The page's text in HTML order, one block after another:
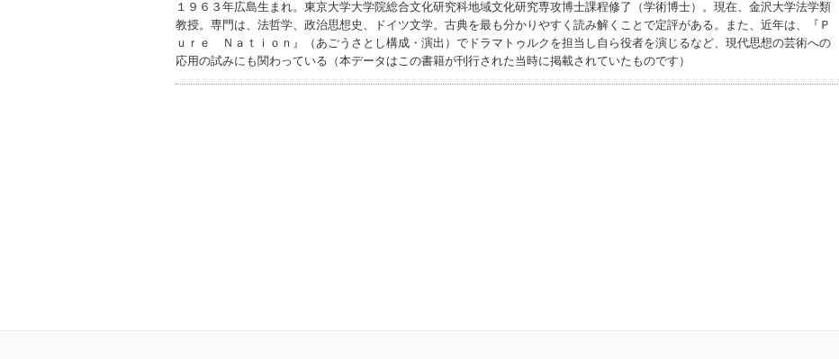
１９６３年広島生まれ。東京大学大学院総合文化研究科地域文化研究専攻博士課程修了（学術博士）。現在、金沢大学法学類
教授。専門は、法哲学、政治思想史、ドイツ文学。古典を最も分かりやすく読み解くことで定評がある。また、近年は、『Ｐ
ｕｒｅ Ｎａｔｉｏｎ』（あごうさとし構成・演出）でドラマトゥルクを担当し自ら役者を演じるなど、現代思想の芸術への
応用の試みにも関わっている（本データはこの書籍が刊行された当時に掲載されていたものです）